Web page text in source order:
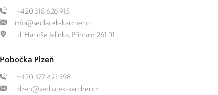
+420 318 626 915
info@sedlacek-karcher.cz
ul. Hanuše Jelínka, Příbram 261 01
Pobočka Plzeň
+420 377 421 598
plzen@sedlacek-karcher.cz